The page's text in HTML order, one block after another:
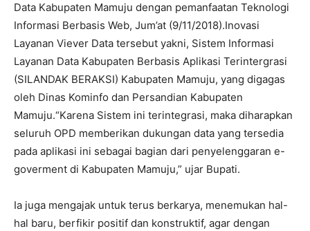
Data Kabupaten Mamuju dengan pemanfaatan Teknologi
Informasi Berbasis Web, Jum’at (9/11/2018).Inovasi
Layanan Viever Data tersebut yakni, Sistem Informasi
Layanan Data Kabupaten Berbasis Aplikasi Terintergrasi
(SILANDAK BERAKSI) Kabupaten Mamuju, yang digagas
oleh Dinas Kominfo dan Persandian Kabupaten
Mamuju.“Karena Sistem ini terintegrasi, maka diharapkan
seluruh OPD memberikan dukungan data yang tersedia
pada aplikasi ini sebagai bagian dari penyelenggaran e-
goverment di Kabupaten Mamuju,” ujar Bupati.
Ia juga mengajak untuk terus berkarya, menemukan hal-
hal baru, berfikir positif dan konstruktif, agar dengan